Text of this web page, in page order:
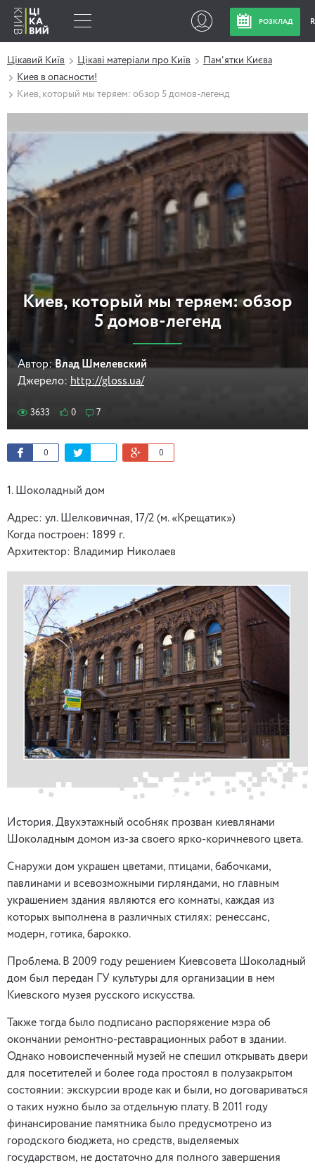
РОЗКЛАД
Цікавий Київ Цікаві матеріали про Київ
Пам'ятки Києва
Киев в опасности!
Киев, который мы теряем: обзор 5 домов-легенд
Киев, который мы теряем: обзор
5 домов-легенд
Автор: Влад Шмелевский
Джерело: http://gloss.ua/
3633 0 7
0 0
1. Шоколадный дом
Адрес: ул. Шелковичная, 17/2 (м. «Крещатик»)
Когда построен: 1899 г.
Архитектор: Владимир Николаев
История. Двухэтажный особняк прозван киевлянами
Шоколадным домом из-за своего ярко-коричневого цвета.
Снаружи дом украшен цветами, птицами, бабочками,
павлинами и всевозможными гирляндами, но главным
украшением здания являются его комнаты, каждая из
которых выполнена в различных стилях: ренессанс,
модерн, готика, барокко.
Проблема. В 2009 году решением Киевсовета Шоколадный
дом был передан ГУ культуры для организации в нем
Киевского музея русского искусства.
Также тогда было подписано распоряжение мэра об
окончании ремонтно-реставрационных работ в здании.
Однако новоиспеченный музей не спешил открывать двери
для посетителей и более года простоял в полузакрытом
состоянии: экскурсии вроде как и были, но договариваться
о таких нужно было за отдельную плату. В 2011 году
финансирование памятника было предусмотрено из
городского бюджета, но средств, выделяемых
государством, не достаточно для полного завершения